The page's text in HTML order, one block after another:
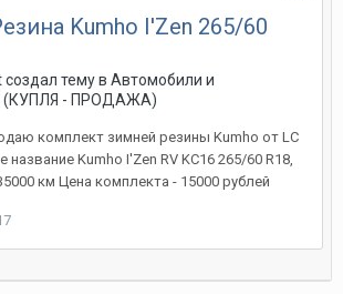
Kumho I'Zen 265/60
тему в Автомобили и
(КУПЛЯ - ПРОДАЖА)
комплект зимней резины Kumho от LC
название Kumho I'Zen RV KC16 265/60 R18,
км Цена комплекта - 15000 рублей